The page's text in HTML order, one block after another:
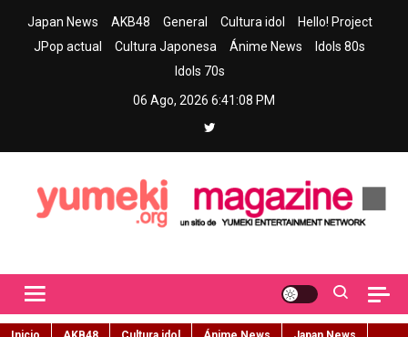
Japan News AKB48 General Cultura idol
Hello! Project
JPop actual
Cultura Japonesa Ánime News
Idols 80s
Idols 70s
06 Ago, 2026 6:41:09 PM